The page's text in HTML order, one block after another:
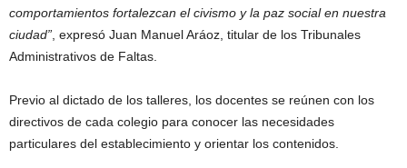
comportamientos fortalezcan el civismo y la paz social en nuestra
ciudad”, expresó Juan Manuel Aráoz, titular de los Tribunales
Administrativos de Faltas.
Previo al dictado de los talleres, los docentes se reúnen con los
directivos de cada colegio para conocer las necesidades
particulares del establecimiento y orientar los contenidos.